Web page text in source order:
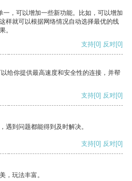
一，可以增加一些新功能。比如，可以增加
样就可以根据网络情况自动选择最优的线
。
支持[0] 反对[0]
给你提供最高速度和安全性的连接，并帮
支持[0] 反对[0]
遇到问题都能得到及时解决。
支持[0] 反对[0]
，玩法丰富。